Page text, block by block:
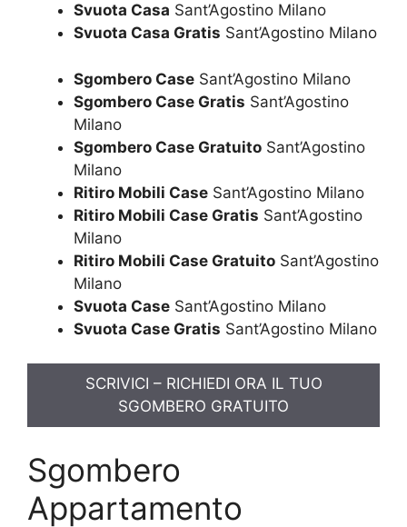
Svuota Casa Sant’Agostino Milano
Svuota Casa Gratis Sant’Agostino Milano
Sgombero Case Sant’Agostino Milano
Sgombero Case Gratis Sant’Agostino
Milano
Sgombero Case Gratuito Sant’Agostino
Milano
Ritiro Mobili Case Sant’Agostino Milano
Ritiro Mobili Case Gratis Sant’Agostino
Milano
Ritiro Mobili Case Gratuito Sant’Agostino
Milano
Svuota Case Sant’Agostino Milano
Svuota Case Gratis Sant’Agostino Milano
SCRIVICI – RICHIEDI ORA IL TUO
SGOMBERO GRATUITO
Sgombero
Appartamento